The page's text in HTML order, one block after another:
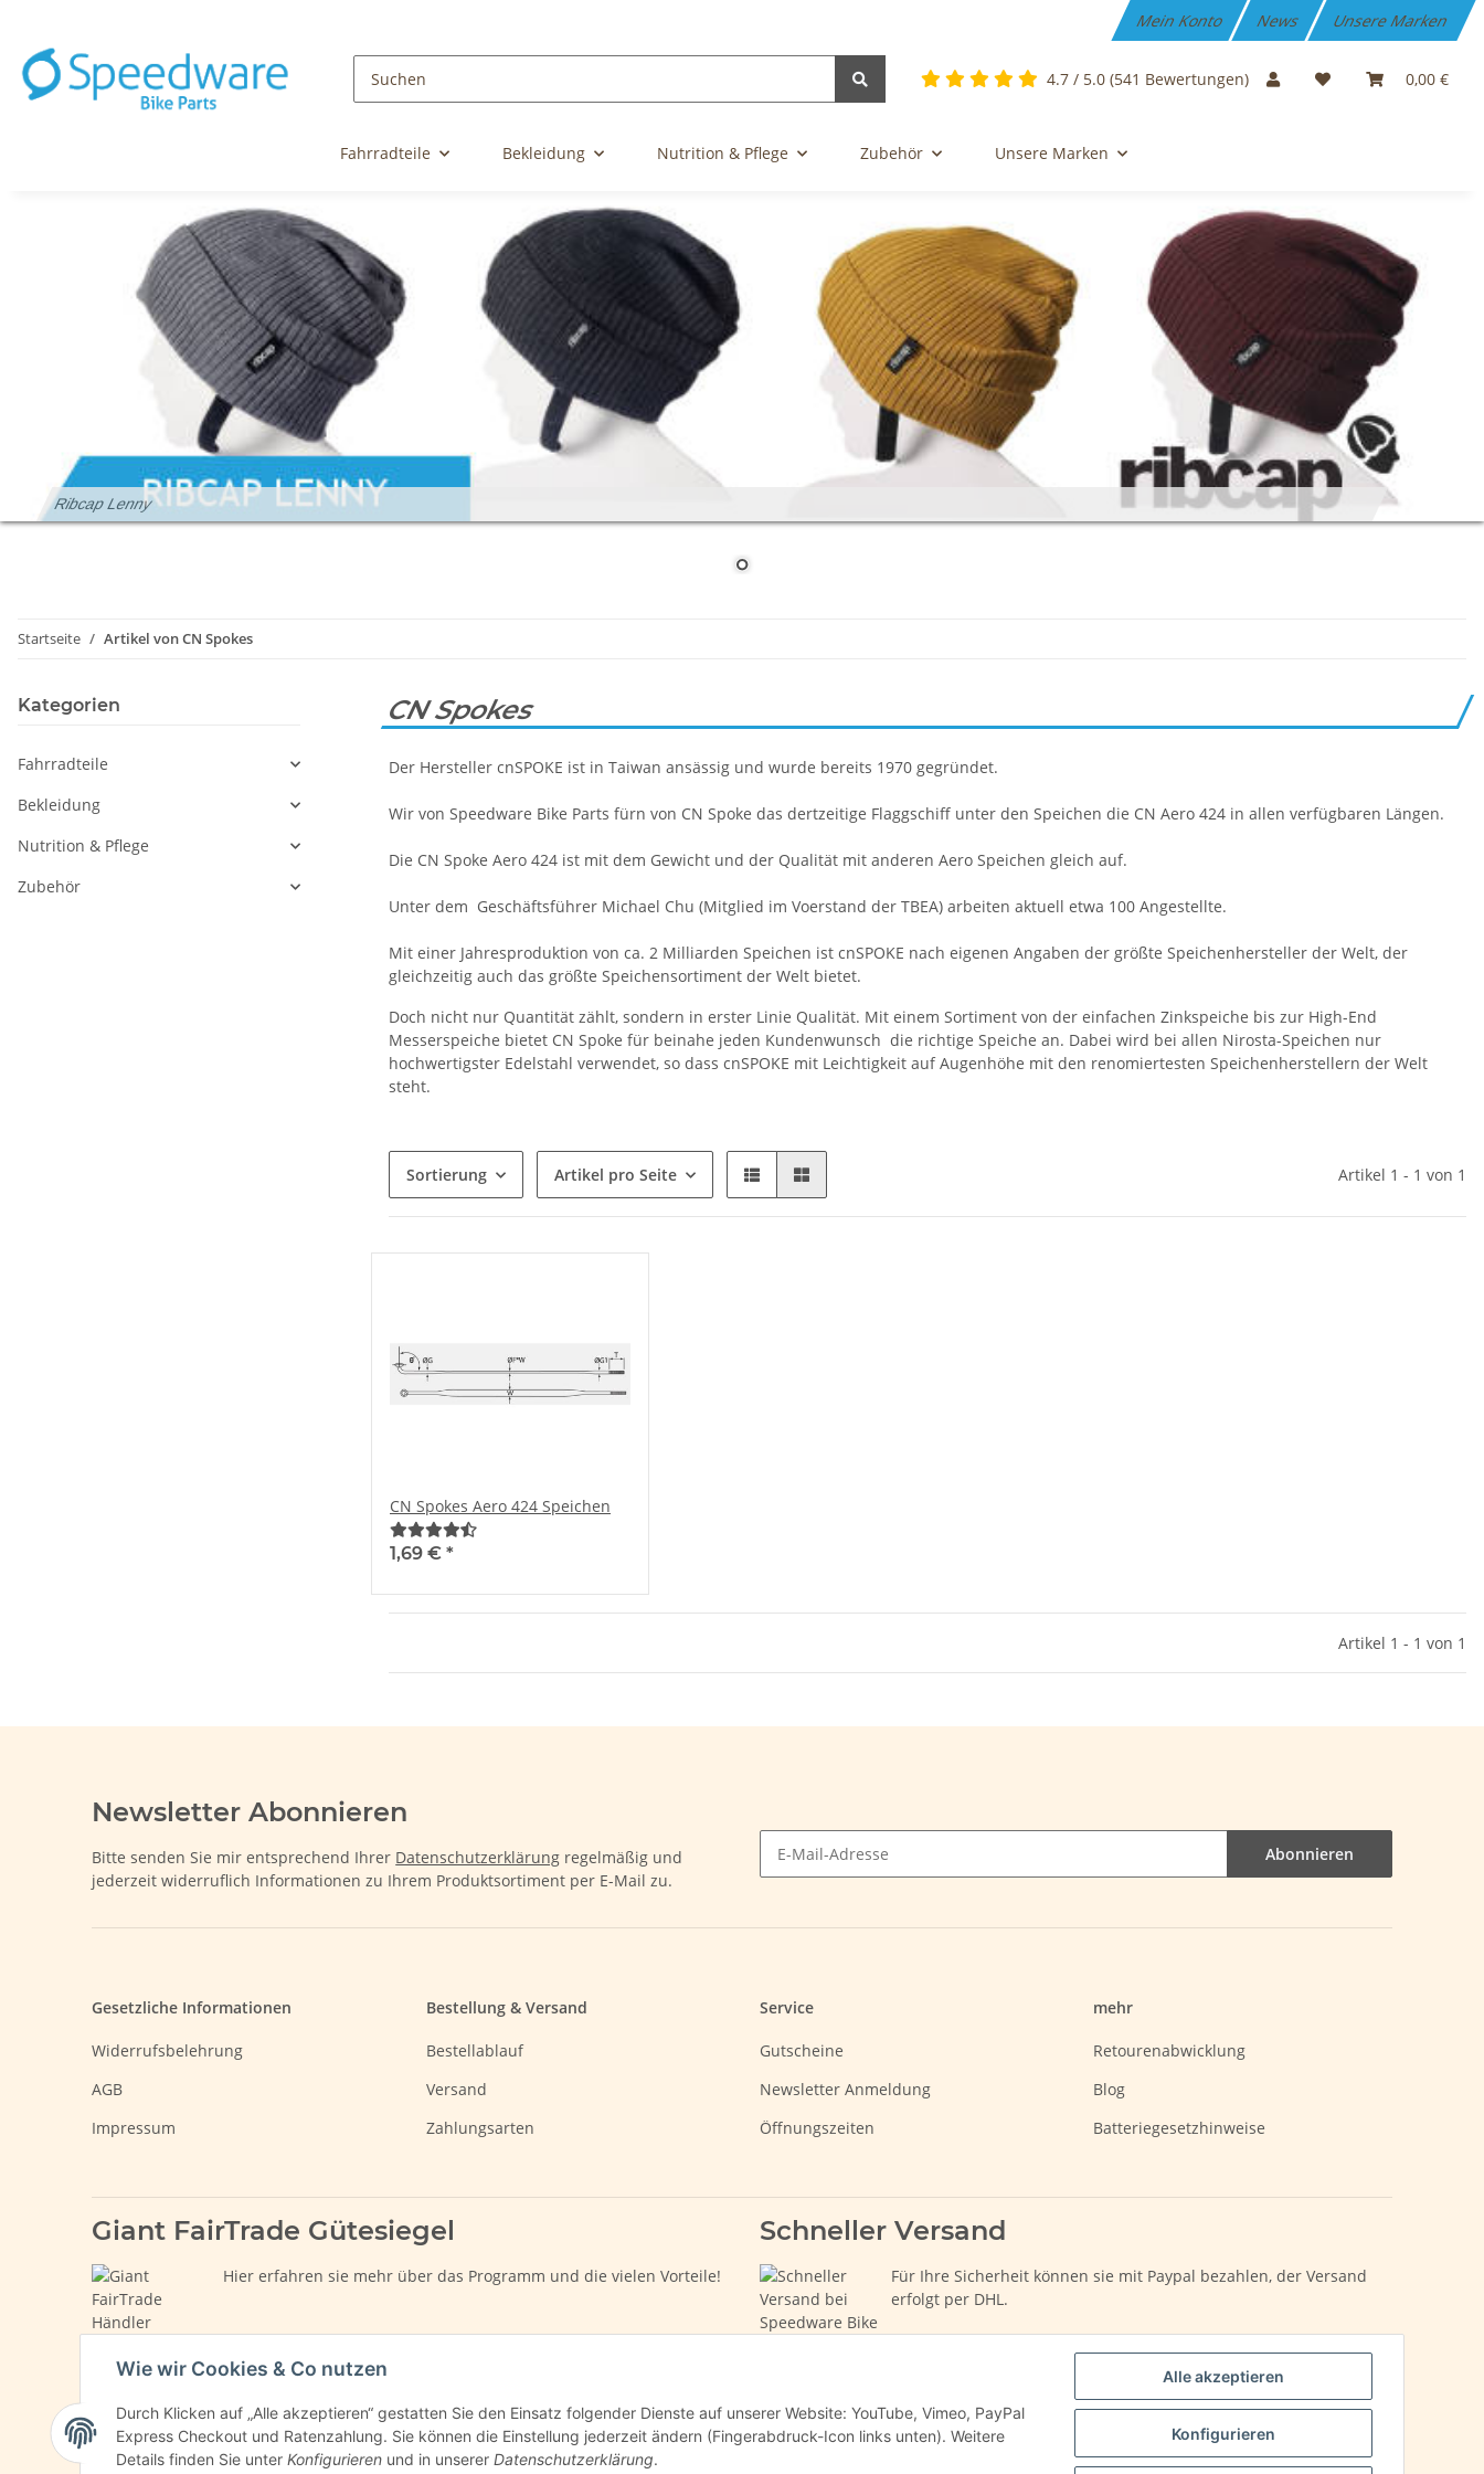
Mein Konto News Unsere Marken
4.7 / 5.0 (541 Bewertungen) 0,00 €
Fahrradteile Bekleidung Nutrition & Pflege Zubehör Unsere Marken
Ribcap Lenny
Startseite Artikel von CN Spokes
CN Spokes
Der Hersteller cnSPOKE ist in Taiwan ansässig und wurde bereits 1970 gegründet.
Wir von Speedware Bike Parts fürn von CN Spoke das dertzeitige Flaggschiff unter den Speichen die CN Aero 424 in allen verfügbaren Längen.
Die CN Spoke Aero 424 ist mit dem Gewicht und der Qualität mit anderen Aero Speichen gleich auf.
Unter dem Geschäftsführer Michael Chu (Mitglied im Voerstand der TBEA) arbeiten aktuell etwa 100 Angestellte.
Mit einer Jahresproduktion von ca. 2 Milliarden Speichen ist cnSPOKE nach eigenen Angaben der größte Speichenhersteller der Welt, der
gleichzeitig auch das größte Speichensortiment der Welt bietet.
Doch nicht nur Quantität zählt, sondern in erster Linie Qualität. Mit einem Sortiment von der einfachen Zinkspeiche bis zur High-End
Messerspeiche bietet CN Spoke für beinahe jeden Kundenwunsch die richtige Speiche an. Dabei wird bei allen Nirosta-Speichen nur
hochwertigster Edelstahl verwendet, so dass cnSPOKE mit Leichtigkeit auf Augenhöhe mit den renomiertesten Speichenherstellern der Welt
steht.
Sortierung Artikel pro Seite Artikel 1 - 1 von 1
CN Spokes Aero 424 Speichen
1,69 € *
Artikel 1 - 1 von 1
Kategorien
Fahrradteile
Bekleidung
Nutrition & Pflege
Zubehör
Newsletter Abonnieren
Bitte senden Sie mir entsprechend Ihrer Datenschutzerklärung regelmäßig und
jederzeit widerruflich Informationen zu Ihrem Produktsortiment per E-Mail zu.
Abonnieren
Gesetzliche Informationen
Widerrufsbelehrung
AGB
Impressum
Bestellung & Versand
Bestellablauf
Versand
Zahlungsarten
Service
Gutscheine
Newsletter Anmeldung
Öffnungszeiten
mehr
Retourenabwicklung
Blog
Batteriegesetzhinweise
Giant FairTrade Gütesiegel
Hier erfahren sie mehr über das Programm und die vielen Vorteile!
Schneller Versand
Für Ihre Sicherheit können sie mit Paypal bezahlen, der Versand
erfolgt per DHL.
Wie wir Cookies & Co nutzen
Durch Klicken auf „Alle akzeptieren“ gestatten Sie den Einsatz folgender Dienste auf unserer Website: YouTube, Vimeo, PayPal
Express Checkout und Ratenzahlung. Sie können die Einstellung jederzeit ändern (Fingerabdruck-Icon links unten). Weitere
Details finden Sie unter Konfigurieren und in unserer Datenschutzerklärung.
Alle akzeptieren
Konfigurieren